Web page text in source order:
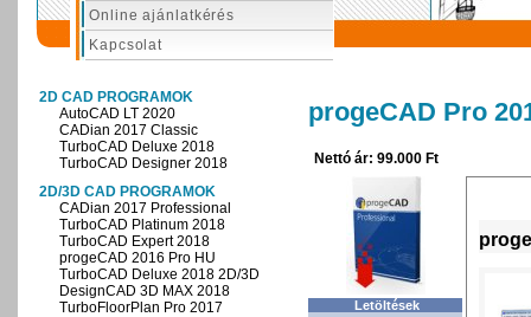
Online ajánlatkérés
Kapcsolat
2D CAD PROGRAMOK
AutoCAD LT 2020
CADian 2017 Classic
TurboCAD Deluxe 2018
TurboCAD Designer 2018
2D/3D CAD PROGRAMOK
CADian 2017 Professional
TurboCAD Platinum 2018
TurboCAD Expert 2018
progeCAD 2016 Pro HU
TurboCAD Deluxe 2018 2D/3D
DesignCAD 3D MAX 2018
TurboFloorPlan Pro 2017
progeCAD Pro
Nettó ár: 99.000 Ft
Letöltések